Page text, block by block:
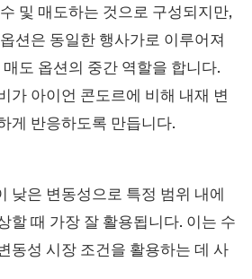
및 매도하는 것으로 구성되지만,
션은 동일한 행사가로 이루어져
도 옵션의 중간 역할을 합니다.
가 아이언 콘도르에 비해 내재 변
게 반응하도록 만듭니다.
낮은 변동성으로 특정 범위 내에
할 때 가장 잘 활용됩니다. 이는 수
동성 시장 조건을 활용하는 데 사